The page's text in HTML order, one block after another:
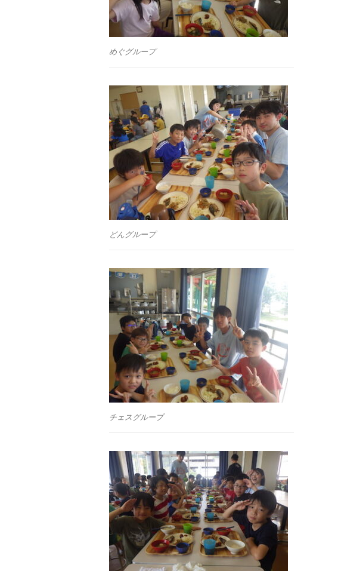
めぐグループ
どんグループ
チェスグループ